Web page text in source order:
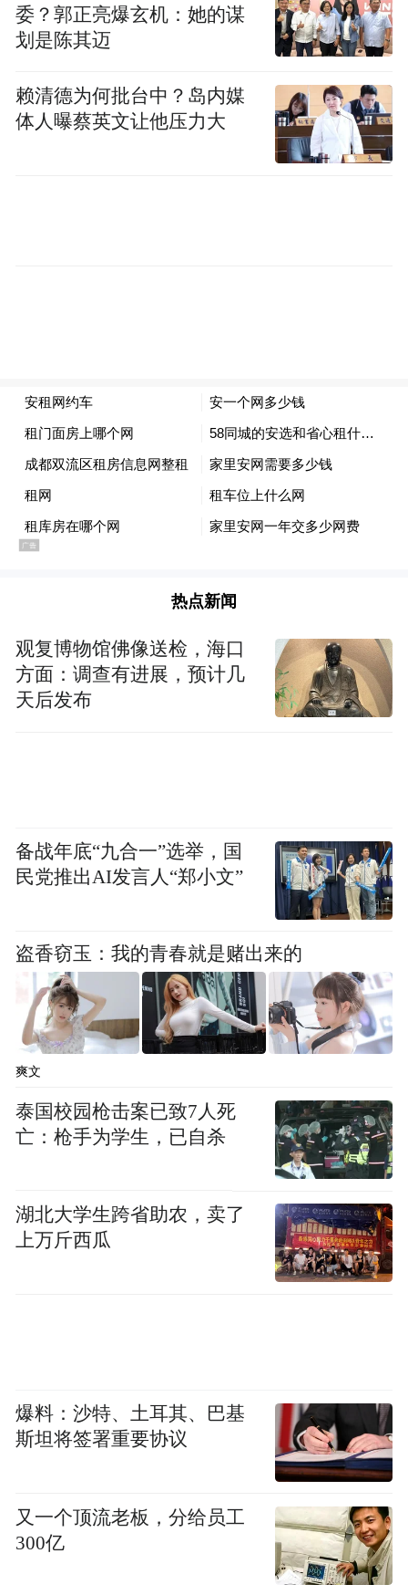
委？郭正亮爆玄机：她的谋
划是陈其迈
赖清德为何批台中？岛内媒
体人曝蔡英文让他压力大
热点新闻
观复博物馆佛像送检，海口
方面：调查有进展，预计几
天后发布
备战年底“九合一”选举，国
民党推出AI发言人“郑小文”
盗香窃玉：我的青春就是赌出来的
爽文
泰国校园枪击案已致7人死
亡：枪手为学生，已自杀
湖北大学生跨省助农，卖了
上万斤西瓜
爆料：沙特、土耳其、巴基
斯坦将签署重要协议
又一个顶流老板，分给员工
300亿